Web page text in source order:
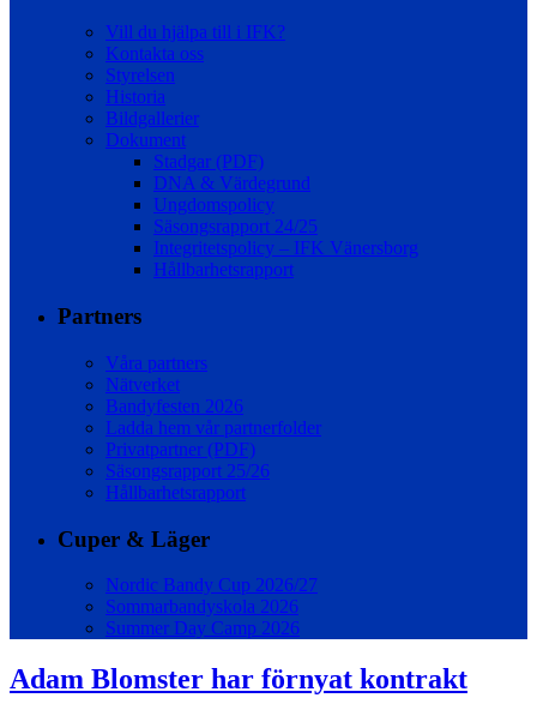
Vill du hjälpa till i IFK?
Kontakta oss
Styrelsen
Historia
Bildgallerier
Dokument
Stadgar (PDF)
DNA & Värdegrund
Ungdomspolicy
Säsongsrapport 24/25
Integritetspolicy – IFK Vänersborg
Hållbarhetsrapport
Partners
Våra partners
Nätverket
Bandyfesten 2026
Ladda hem vår partnerfolder
Privatpartner (PDF)
Säsongsrapport 25/26
Hållbarhetsrapport
Cuper & Läger
Nordic Bandy Cup 2026/27
Sommarbandyskola 2026
Summer Day Camp 2026
Adam Blomster har förnyat kontrakt